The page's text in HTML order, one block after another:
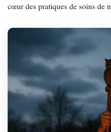
cœur des pratiques de soins de